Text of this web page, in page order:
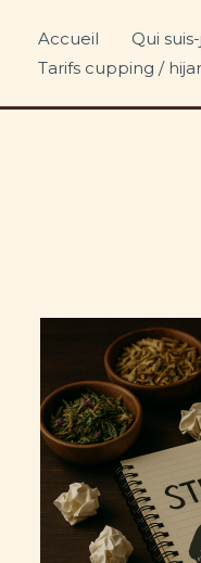
Accueil Qui
Tarifs cupping /